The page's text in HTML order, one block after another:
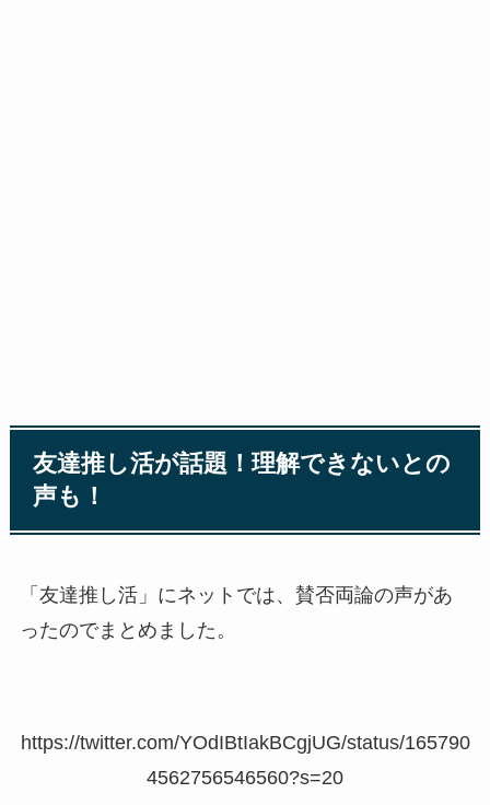
友達推し活が話題！理解できないとの
声も！
「友達推し活」にネットでは、賛否両論の声があ
ったのでまとめました。
https://twitter.com/YOdIBtIakBCgjUG/status/165790
4562756546560?s=20